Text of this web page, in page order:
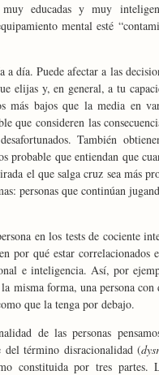
educadas y muy
mental esté
día. Puede afectar a las
elijas y, en general, a tu
más bajos que la media en
que consideren las
También
que entiendan que
el que salga cruz sea más
personas que continúan
en los tests de cociente
por qué estar correlacionados
e inteligencia. Así, por
misma forma, una persona con
que la tenga por debajo.
de las personas
término disracionalidad (
constituida por tres partes.